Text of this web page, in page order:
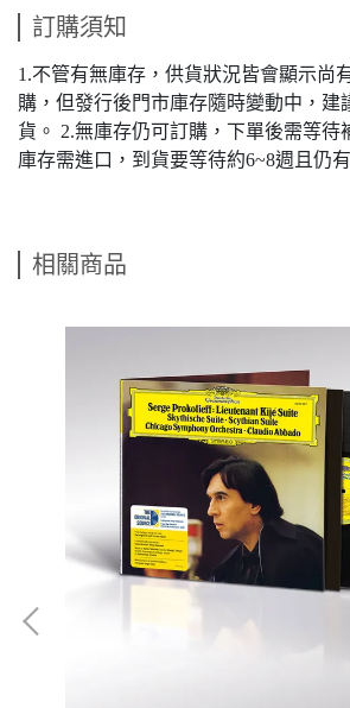
訂購須知
1.不管有無庫存，供貨狀況皆會顯示尚
購，但發行後門市庫存隨時變動中，建
貨。 2.無庫存仍可訂購，下單後需等待
庫存需進口，到貨要等待約6~8週且仍
相關商品